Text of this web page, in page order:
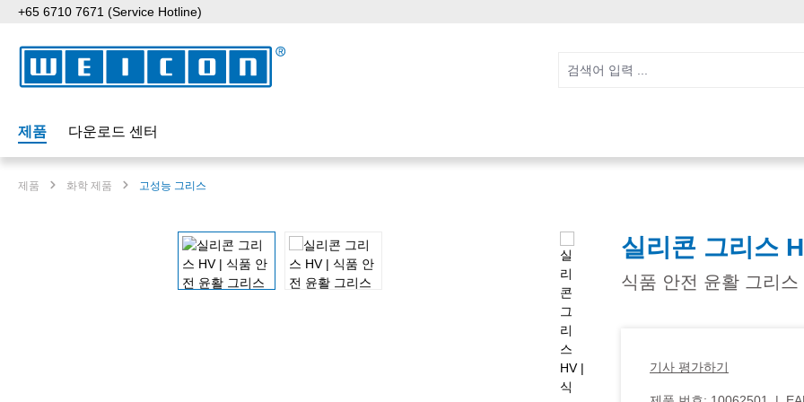
to main content
Skip to search
Skip to main navigation
+65 6710 7671 (Service Hotline)
제품 다운로드 센터
제품 화학 제품 고성능 그리스
실리콘 그리스
식품 안전 윤활 그리스
기사 평가하기